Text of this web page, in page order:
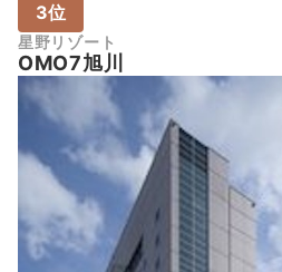
3位
星野リゾート
OMO7旭川